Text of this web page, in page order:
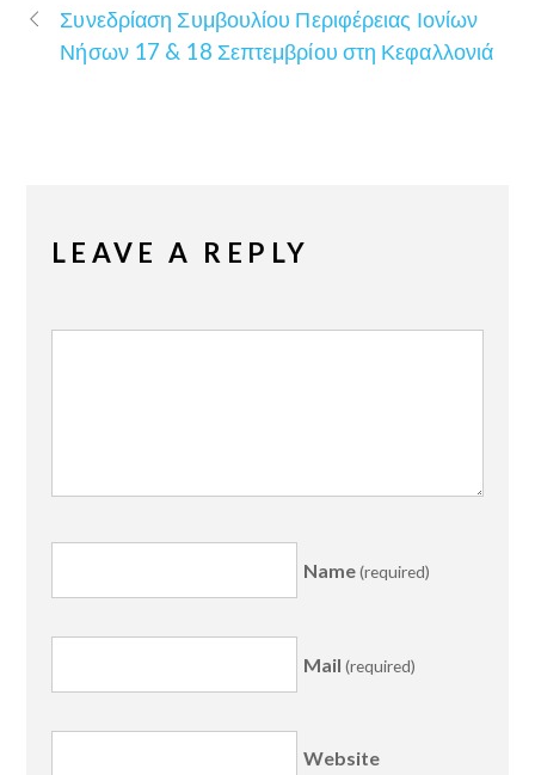
Συνεδρίαση Συμβουλίου Περιφέρειας Ιονίων
Νήσων 17 & 18 Σεπτεμβρίου στη Κεφαλλονιά
LEAVE A REPLY
Name(required)
Mail (required)
Website